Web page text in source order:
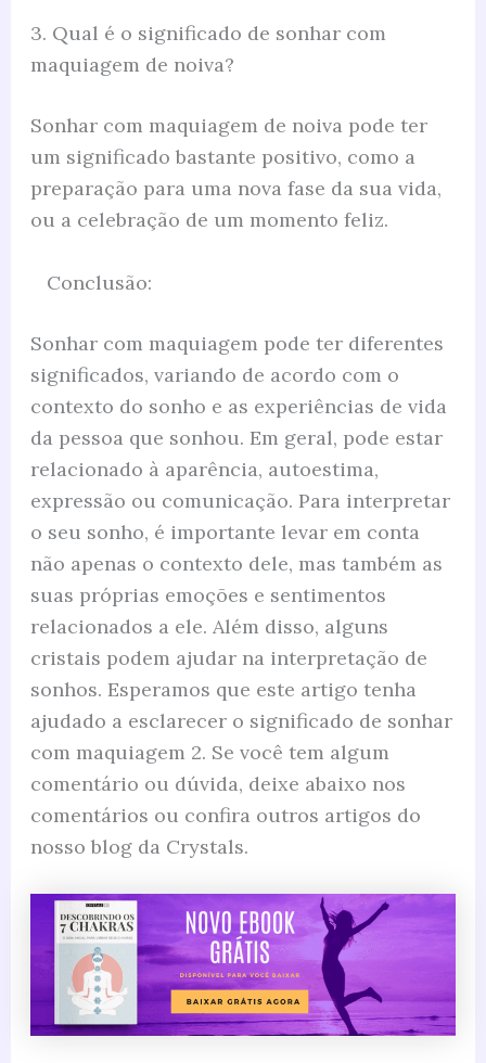
3. Qual é o significado de sonhar com
maquiagem de noiva?
Sonhar com maquiagem de noiva pode ter
um significado bastante positivo, como a
preparação para uma nova fase da sua vida,
ou a celebração de um momento feliz.
Conclusão:
Sonhar com maquiagem pode ter diferentes
significados, variando de acordo com o
contexto do sonho e as experiências de vida
da pessoa que sonhou. Em geral, pode estar
relacionado à aparência, autoestima,
expressão ou comunicação. Para interpretar
o seu sonho, é importante levar em conta
não apenas o contexto dele, mas também as
suas próprias emoções e sentimentos
relacionados a ele. Além disso, alguns
cristais podem ajudar na interpretação de
sonhos. Esperamos que este artigo tenha
ajudado a esclarecer o significado de sonhar
com maquiagem 2. Se você tem algum
comentário ou dúvida, deixe abaixo nos
comentários ou confira outros artigos do
nosso blog da Crystals.